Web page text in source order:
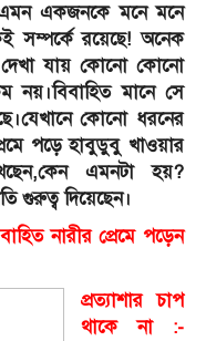
এমন একজনকে মনে মনে
সম্পর্কে রয়েছে! অনেক
দেখা যায় কোনো কোনো
নয়।বিবাহিত মানে সে
কোনো ধরনের
পড়ে হাবুডুবু খাওয়ার
এমনটা হয়?
গুরুত্ব দিয়েছেন।
নারীর প্রেমে পড়েন
প্রত্যাশার চাপ
থাকে না :-